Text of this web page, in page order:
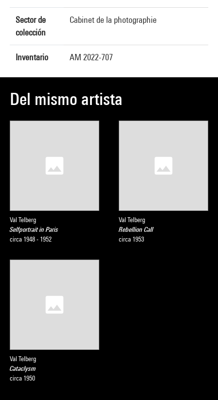
Sector de
colección
Cabinet de la photographie
Inventario AM 2022-707
Del mismo artista
Val Telberg
Selfportrait in Paris
circa 1948 - 1952
Val Telberg
Rebellion Call
circa 1953
Val Telberg
Cataclysm
circa 1950